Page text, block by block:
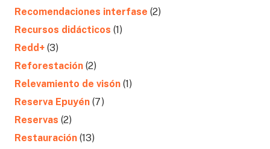
Recomendaciones interfase (2)
Recursos didácticos (1)
Redd+ (3)
Reforestación (2)
Relevamiento de visón (1)
Reserva Epuyén (7)
Reservas (2)
Restauración (13)